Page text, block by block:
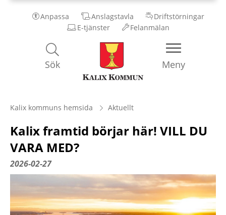
Anpassa Anslagstavla
Driftstörningar
E-tjänster
Felanmälan
Kalix
Kommun
Meny
Sök
Kalix kommuns hemsida Aktuellt
Kalix framtid börjar här! VILL DU
VARA MED?
2026-02-27